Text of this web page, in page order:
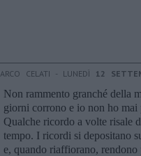
CELATI - LUNEDÌ 12
Non rammento granché della
giorni corrono e io non ho mai
Qualche ricordo a volte risale
tempo. I ricordi si depositano
e, quando riaffiorano, rendono